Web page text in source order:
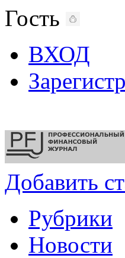
Гость
ВХОД
Добавить
Рубрики
Новости